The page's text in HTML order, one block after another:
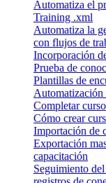
Automatiza el
Training .xml
Automatiza la
con flujos de
Incorporación
Prueba de
Plantillas de
Automatización
Completar
Cómo crear
Importación de
Exportación
capacitación
Seguimiento